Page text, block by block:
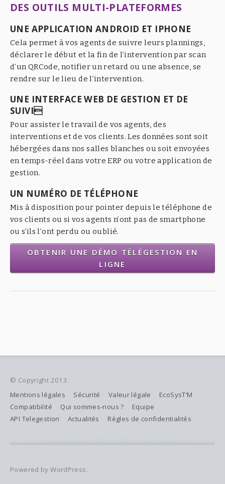
DES OUTILS MULTI-PLATEFORMES
UNE APPLICATION ANDROID ET IPHONE
Cela permet à vos agents de suivre leurs plannings,
déclarer le début et la fin de l’intervention par scan
d’un QRCode, notifier un retard ou une absence, se
rendre sur le lieu de l’intervention.
UNE INTERFACE WEB DE GESTION ET DE
SUIVI
Pour assister le travail de vos agents, des
interventions et de vos clients. Les données sont soit
hébergées dans nos salles blanches ou soit envoyées
en temps-réel dans votre ERP ou votre application de
gestion.
UN NUMÉRO DE TÉLÉPHONE
Mis à disposition pour pointer depuis le téléphone de
vos clients ou si vos agents n’ont pas de smartphone
ou s’ils l’ont perdu ou oublié.
OBTENIR UNE DÉMO TÉLÉGESTION EN
LIGNE
© Copyright 2013.
Mentions légales
Sécurité Valeur légale
EcoSysT’M
Compatibilité
Qui sommes-nous ?
Equipe
API Telegestion
Actualités Règles de confidentialités
Powered by WordPress.